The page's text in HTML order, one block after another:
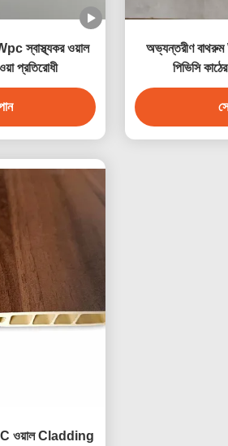
স্বাস্থ্যকর ওয়াল
প্রতিরোধী
অভ্যন্তরীণ
পিভিসি
ওয়াল Cladding